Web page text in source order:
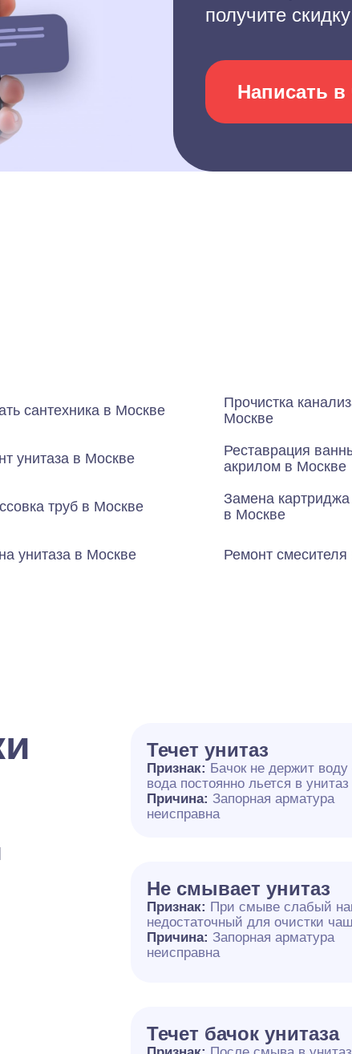
получите
Написать в
сантехника в Москве
Прочистка
Москве
унитаза в Москве
Реставрация
акрилом в Москве
труб в Москве
Замена
в Москве
унитаза в Москве Ремонт
Течет унитаз
Признак: Бачок не держит
вода постоянно льется в унитаз
Причина: Запорная арматура
неисправна
Не смывает унитаз
Признак: При смыве слабый
недостаточный для очистки
Причина: Запорная арматура
неисправна
Течет бачок унитаза